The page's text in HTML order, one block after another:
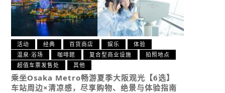
活动 经典 百货商店 娱乐
体验
温泉·浴场
咖啡館 复合型商业设施
拍照地点
超值车票发售处
其他
乘坐Osaka Metro畅游夏季大阪观光【6选】
车站周边×清凉感，尽享购物、绝景与体验指南